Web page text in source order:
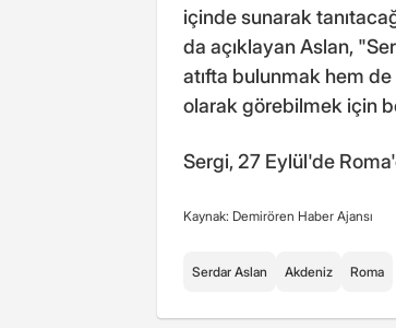
içinde sunarak
da açıklayan Aslan,
atıfta bulunmak hem de
olarak görebilmek için
Sergi, 27 Eylül'de
Kaynak: Demirören Haber Ajansı
Serdar Aslan Akdeniz Roma